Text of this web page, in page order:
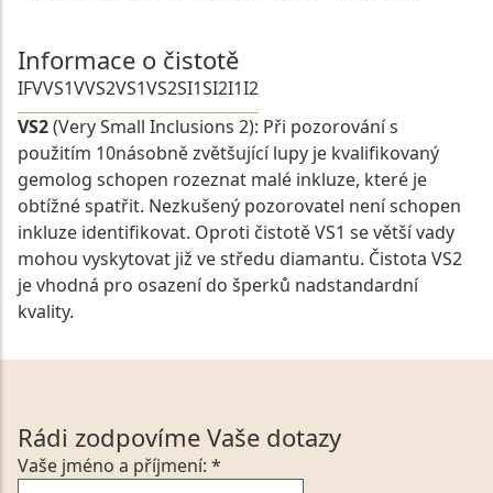
Informace o čistotě
IFVVS1VVS2VS1VS2SI1SI2I1I2
VS2(Very Small Inclusions 2): Při pozorování s
použitím 10násobně zvětšující lupy je kvalifikovaný
gemolog schopen rozeznat malé inkluze, které je
obtížné spatřit. Nezkušený pozorovatel není schopen
inkluze identifikovat. Oproti čistotě VS1 se větší vady
mohou vyskytovat již ve středu diamantu. Čistota VS2
je vhodná pro osazení do šperků nadstandardní
kvality.
Rádi zodpovíme Vaše dotazy
Vaše jméno a příjmení: *